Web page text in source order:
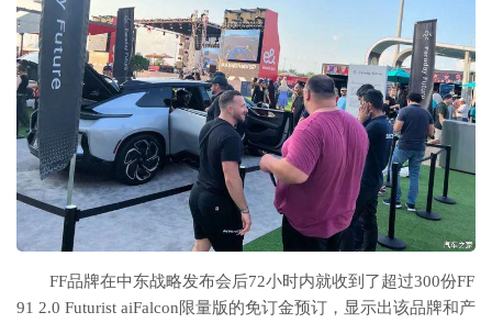
FF品牌在中东战略发布会后72小时内就收到了超过300份FF
91 2.0 Futurist aiFalcon限量版的免订金预订，显示出该品牌和产